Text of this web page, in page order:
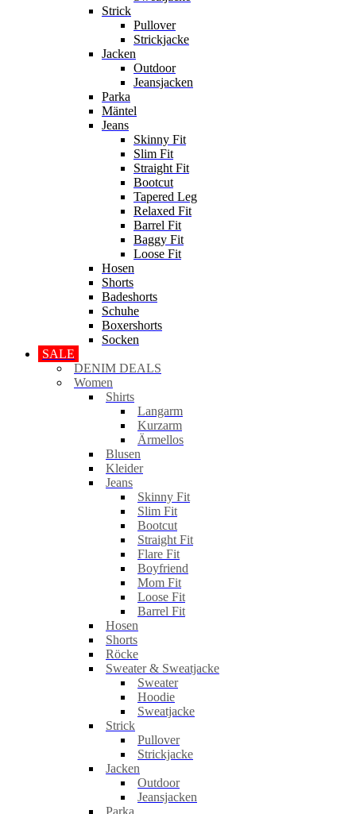
Strick
Pullover
Strickjacke
Jacken
Outdoor
Jeansjacken
Parka
Mäntel
Jeans
Skinny Fit
Slim Fit
Straight Fit
Bootcut
Tapered Leg
Relaxed Fit
Barrel Fit
Baggy Fit
Loose Fit
Hosen
Shorts
Badeshorts
Schuhe
Boxershorts
Socken
SALE
DENIM DEALS
Women
Shirts
Langarm
Kurzarm
Ärmellos
Blusen
Kleider
Jeans
Skinny Fit
Slim Fit
Bootcut
Straight Fit
Flare Fit
Boyfriend
Mom Fit
Loose Fit
Barrel Fit
Hosen
Shorts
Röcke
Sweater & Sweatjacke
Sweater
Hoodie
Sweatjacke
Strick
Pullover
Strickjacke
Jacken
Outdoor
Jeansjacken
Parka